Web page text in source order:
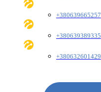
+380639665257
+380639389335
+380632601429